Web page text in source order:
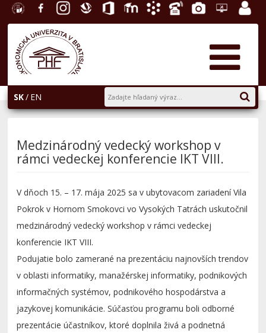
EU v
Bratislave
FacebookInstagramSlovenská
ekonomická
knižnica
Office E-
Akademický
TelefónnyFotogaléria
Helpdesk
SK EN
Medzinárodný vedecký workshop v
rámci vedeckej konferencie IKT VIII.
V dňoch 15. – 17. mája 2025 sa v ubytovacom zariadení Vila
Pokrok v Hornom Smokovci vo Vysokých Tatrách uskutočnil
medzinárodný vedecký workshop v rámci vedeckej
konferencie IKT VIII.
Podujatie bolo zamerané na prezentáciu najnovších trendov
v oblasti informatiky, manažérskej informatiky, podnikových
informačných systémov, podnikového hospodárstva a
jazykovej komunikácie. Súčasťou programu boli odborné
prezentácie účastníkov, ktoré doplnila živá a podnetná